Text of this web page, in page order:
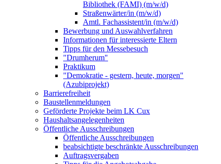
Bibliothek (FAMI) (m/w/d)
Straßenwärter/in (m/w/d)
Amtl. Fachassistent/in (m/w/d)
Bewerbung und Auswahlverfahren
Informationen für interessierte Eltern
Tipps für den Messebesuch
"Drumherum"
Praktikum
"Demokratie - gestern, heute, morgen"
(Azubiprojekt)
Barrierefreiheit
Baustellenmeldungen
Geförderte Projekte beim LK Cux
Haushaltsangelegenheiten
Öffentliche Ausschreibungen
Öffentliche Ausschreibungen
beabsichtigte beschränkte Ausschreibungen
Auftragsvergaben